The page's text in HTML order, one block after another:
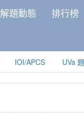
解題動態 排行榜
IOI/APCS UVa